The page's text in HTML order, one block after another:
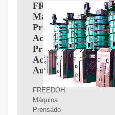
FREEDOH
Máquina
Prensado
Aceite
Prensador
Aceite
Automático
FREEDOH
Máquina
Prensado